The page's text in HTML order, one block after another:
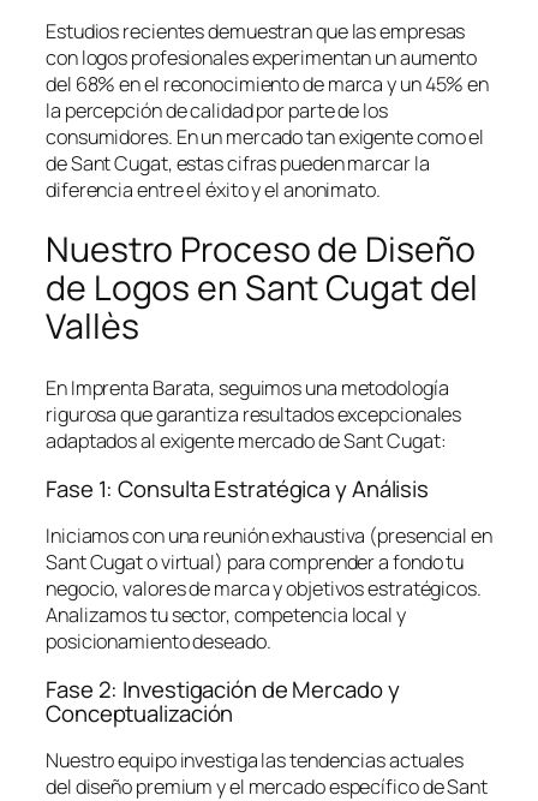
Estudios recientes demuestran que las empresas
con logos profesionales experimentan un aumento
del 68% en el reconocimiento de marca y un 45% en
la percepción de calidad por parte de los
consumidores. En un mercado tan exigente como el
de Sant Cugat, estas cifras pueden marcar la
diferencia entre el éxito y el anonimato.
Nuestro Proceso de Diseño
de Logos en Sant Cugat del
Vallès
En Imprenta Barata, seguimos una metodología
rigurosa que garantiza resultados excepcionales
adaptados al exigente mercado de Sant Cugat:
Fase 1: Consulta Estratégica y Análisis
Iniciamos con una reunión exhaustiva (presencial en
Sant Cugat o virtual) para comprender a fondo tu
negocio, valores de marca y objetivos estratégicos.
Analizamos tu sector, competencia local y
posicionamiento deseado.
Fase 2: Investigación de Mercado y
Conceptualización
Nuestro equipo investiga las tendencias actuales
del diseño premium y el mercado específico de Sant